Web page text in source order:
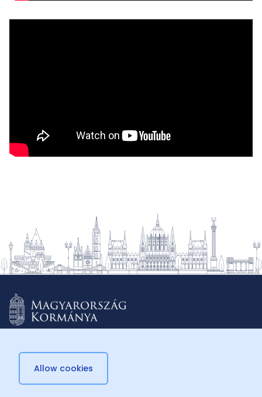
© 2026 Külügyminisztérium
Allow cookies